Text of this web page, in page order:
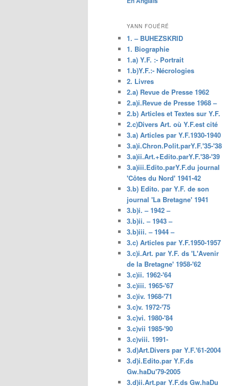
principal
YANN FOUÉRÉ
1. – BUHEZSKRID
1. Biographie
1.a) Y.F. :- Portrait
1.b)Y.F.:- Nécrologies
2. Livres
2.a) Revue de Presse 1962
2.a)i.Revue de Presse 1968 –
2.b) Articles et Textes sur Y.F.
2.c)Divers Art. où Y.F.est cité
3.a) Articles par Y.F.1930-1940
3.a)i.Chron.Polit.parY.F.'35-'38
3.a)ii.Art.+Edito.parY.F.'38-'39
3.a)iii.Edito.parY.F.du journal
'Côtes du Nord' 1941-42
3.b) Edito. par Y.F. de son
journal 'La Bretagne' 1941
3.b)i. – 1942 –
3.b)ii. – 1943 –
3.b)iii. – 1944 –
3.c) Articles par Y.F.1950-1957
3.c)i.Art. par Y.F. ds 'L'Avenir
de la Bretagne' 1958-'62
3.c)ii. 1962-'64
3.c)iii. 1965-'67
3.c)iv. 1968-'71
3.c)v. 1972-'75
3.c)vi. 1980-'84
3.c)vii 1985-'90
3.c)viii. 1991-
3.d)Art.Divers par Y.F.'61-2004
3.d)i.Edito.par Y.F.ds
Gw.haDu'79-2005
3.d)ii.Art.par Y.F.ds Gw.haDu